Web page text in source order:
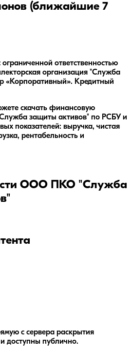
(ближайшие 7
ответственностью
организация "Служба
«Корпоративный». Кредитный
скачать финансовую
защиты активов" по РСБУ и
показателей: выручка, чистая
рентабельность и
ООО ПКО "Служба
с сервера раскрытия
доступны публично.